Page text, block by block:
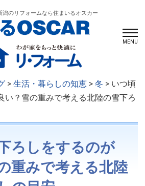
潟のリフォームなら住まいるオスカー
MENU
> 生活・暮らしの知恵> 冬 > いつ頃
い？雪の重みで考える北陸の雪下ろ
ろしをするのが
重みで考える北陸